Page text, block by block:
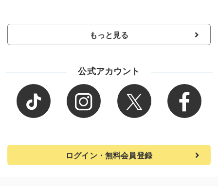
もっと見る
公式アカウント
ログイン・無料会員登録